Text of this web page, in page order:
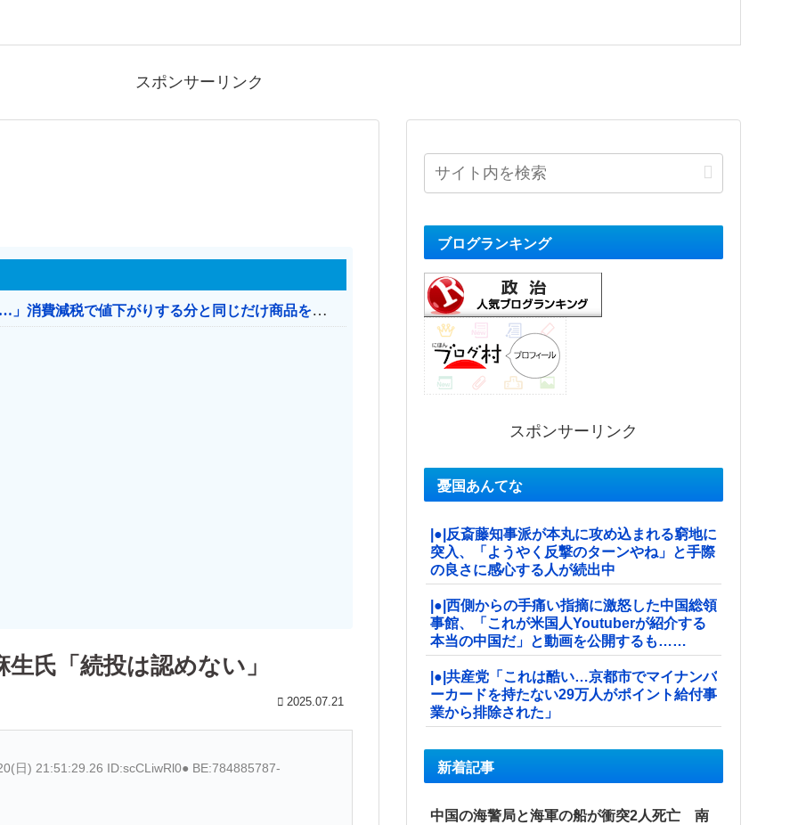
スポンサーリンク
【消費税率1％】 「下げるのが筋なんですけど…」消費減税で値下がりする分と同じだけ商品を値上げして店頭価格を変えない店も
氏「続投は認めない」
2025.07.21
日) 21:51:29.26 ID:scCLiwRl0● BE:784885787-
ブログランキング
スポンサーリンク
憂国あんてな
|●|反斎藤知事派が本丸に攻め込まれる窮地に
突入、「ようやく反撃のターンやね」と手際
の良さに感心する人が続出中
|●|西側からの手痛い指摘に激怒した中国総領
事館、「これが米国人Youtuberが紹介する
本当の中国だ」と動画を公開するも……
|●|共産党「これは酷い…京都市でマイナンバ
ーカードを持たない29万人がポイント給付事
業から排除された」
新着記事
中国の海警局と海軍の船が衝突2人死亡 南